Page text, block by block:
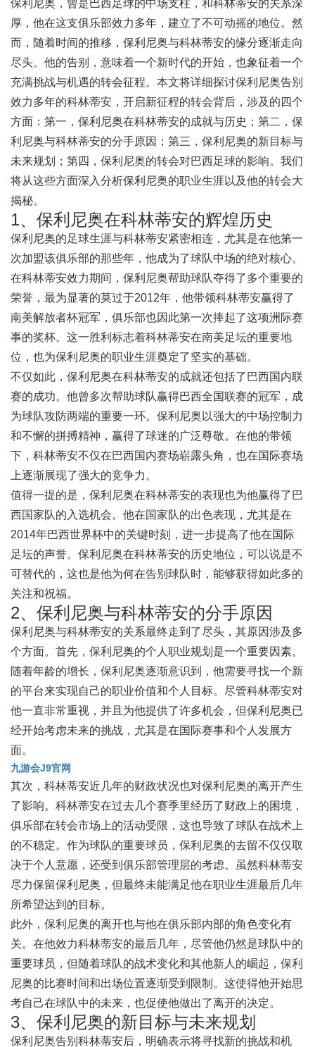
保利尼奥，曾是巴西足球的中场支柱，和科林蒂安的关系深
厚，他在这支俱乐部效力多年，建立了不可动摇的地位。然
而，随着时间的推移，保利尼奥与科林蒂安的缘分逐渐走向
尽头。他的告别，意味着一个新时代的开始，也象征着一个
充满挑战与机遇的转会征程。本文将详细探讨保利尼奥告别
效力多年的科林蒂安，开启新征程的转会背后，涉及的四个
方面：第一，保利尼奥在科林蒂安的成就与历史；第二，保
利尼奥与科林蒂安的分手原因；第三，保利尼奥的新目标与
未来规划；第四，保利尼奥的转会对巴西足球的影响。我们
将从这些方面深入分析保利尼奥的职业生涯以及他的转会大
揭秘。
1、保利尼奥在科林蒂安的辉煌历史
保利尼奥的足球生涯与科林蒂安紧密相连，尤其是在他第一
次加盟该俱乐部的那些年，他成为了球队中场的绝对核心。
在科林蒂安效力期间，保利尼奥帮助球队夺得了多个重要的
荣誉，最为显著的莫过于2012年，他带领科林蒂安赢得了
南美解放者杯冠军，俱乐部也因此第一次捧起了这项洲际赛
事的奖杯。这一胜利标志着科林蒂安在南美足坛的重要地
位，也为保利尼奥的职业生涯奠定了坚实的基础。
不仅如此，保利尼奥在科林蒂安的成就还包括了巴西国内联
赛的成功。他曾多次帮助球队赢得巴西全国联赛的冠军，成
为球队攻防两端的重要一环。保利尼奥以强大的中场控制力
和不懈的拼搏精神，赢得了球迷的广泛尊敬。在他的带领
下，科林蒂安不仅在巴西国内赛场崭露头角，也在国际赛场
上逐渐展现了强大的竞争力。
值得一提的是，保利尼奥在科林蒂安的表现也为他赢得了巴
西国家队的入选机会。他在国家队的出色表现，尤其是在
2014年巴西世界杯中的关键时刻，进一步提高了他在国际
足坛的声誉。保利尼奥在科林蒂安的历史地位，可以说是不
可替代的，这也是他为何在告别球队时，能够获得如此多的
关注和祝福。
2、保利尼奥与科林蒂安的分手原因
保利尼奥与科林蒂安的关系最终走到了尽头，其原因涉及多
个方面。首先，保利尼奥的个人职业规划是一个重要因素。
随着年龄的增长，保利尼奥逐渐意识到，他需要寻找一个新
的平台来实现自己的职业价值和个人目标。尽管科林蒂安对
他一直非常重视，并且为他提供了许多机会，但保利尼奥已
经开始考虑未来的挑战，尤其是在国际赛事和个人发展方
面。
九游会J9官网
其次，科林蒂安近几年的财政状况也对保利尼奥的离开产生
了影响。科林蒂安在过去几个赛季里经历了财政上的困境，
俱乐部在转会市场上的活动受限，这也导致了球队在战术上
的不稳定。作为球队的重要球员，保利尼奥的去留不仅仅取
决于个人意愿，还受到俱乐部管理层的考虑。虽然科林蒂安
尽力保留保利尼奥，但最终未能满足他在职业生涯最后几年
所希望达到的目标。
此外，保利尼奥的离开也与他在俱乐部内部的角色变化有
关。在他效力科林蒂安的最后几年，尽管他仍然是球队中的
重要球员，但随着球队的战术变化和其他新人的崛起，保利
尼奥的比赛时间和出场位置逐渐受到限制。这使得他开始思
考自己在球队中的未来，也促使他做出了离开的决定。
3、保利尼奥的新目标与未来规划
保利尼奥告别科林蒂安后，明确表示将寻找新的挑战和机